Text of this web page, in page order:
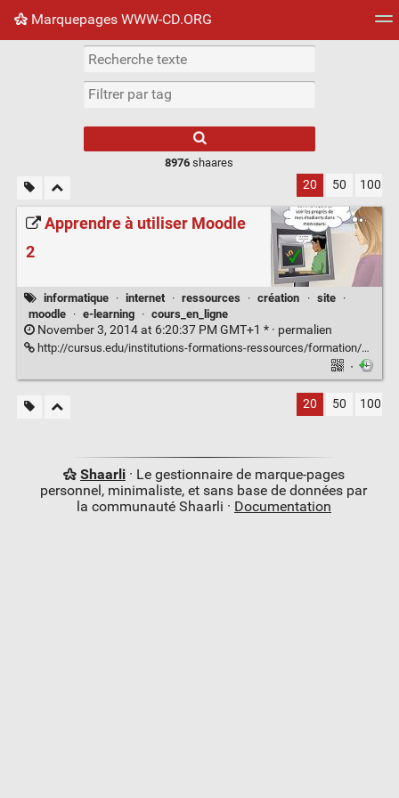
Marquepages WWW-CD.ORG
Nuage de tags Mur d'images
8976 shaares
20 50 100
Apprendre à utiliser Moodle
2
informatique · internet · ressources · création · site
·
moodle
· e-learning · cours_en_ligne
November 3, 2014 at 6:20:37 PM GMT+1 * · permalien
http://cursus.edu/institutions-formations-ressources/formation/18448/apprendre-utiliser-moodle-2/#.VEIBVtGI70N
·
20 50 100
Shaarli· Le gestionnaire de marque-pages
personnel, minimaliste, et sans base de données par
la communauté Shaarli · Documentation